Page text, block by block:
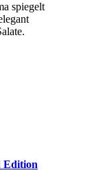
spiegelt
Edition